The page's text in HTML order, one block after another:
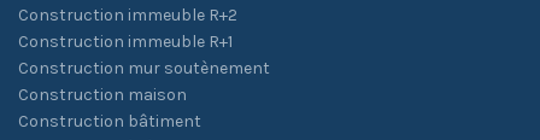
Construction immeuble R+2
Construction immeuble R+1
Construction mur soutènement
Construction maison
Construction bâtiment